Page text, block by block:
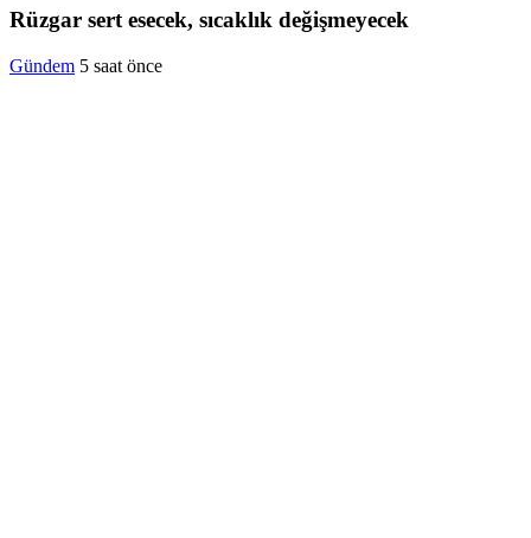
Rüzgar sert esecek, sıcaklık değişmeyecek
Gündem 5 saat önce